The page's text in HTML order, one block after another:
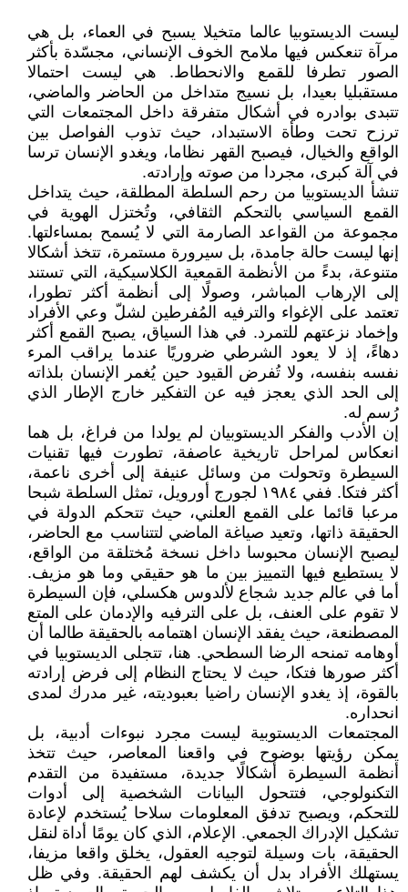
ليست الديستوبيا عالما متخيلا يسبح في العماء، بل هي
مرآة تنعكس فيها ملامح الخوف الإنساني، مجسّدة بأكثر
الصور تطرفا للقمع والانحطاط. هي ليست احتمالا
مستقبليا بعيدا، بل نسيج متداخل من الحاضر والماضي،
تتبدى بوادره في أشكال متفرقة داخل المجتمعات التي
ترزح تحت وطأة الاستبداد، حيث تذوب الفواصل بين
الواقع والخيال، فيصبح القهر نظاما، ويغدو الإنسان ترسا
في آلة كبرى، مجردا من صوته وإرادته.
تنشأ الديستوبيا من رحم السلطة المطلقة، حيث يتداخل
القمع السياسي بالتحكم الثقافي، وتُختزل الهوية في
مجموعة من القواعد الصارمة التي لا يُسمح بمساءلتها.
إنها ليست حالة جامدة، بل سيرورة مستمرة، تتخذ أشكالا
متنوعة، بدءً من الأنظمة القمعية الكلاسيكية، التي تستند
إلى الإرهاب المباشر، وصولًا إلى أنظمة أكثر تطورا،
تعتمد على الإغواء والترفيه المُفرطين لشلّ وعي الأفراد
وإخماد نزعتهم للتمرد. في هذا السياق، يصبح القمع أكثر
دهاءً، إذ لا يعود الشرطي ضروريًا عندما يراقب المرء
نفسه بنفسه، ولا تُفرض القيود حين يُغمر الإنسان بلذاته
إلى الحد الذي يعجز فيه عن التفكير خارج الإطار الذي
رُسم له.
إن الأدب والفكر الديستوبيان لم يولدا من فراغ، بل هما
انعكاس لمراحل تاريخية عاصفة، تطورت فيها تقنيات
السيطرة وتحولت من وسائل عنيفة إلى أخرى ناعمة،
أكثر فتكا. ففي ١٩٨٤ لجورج أورويل، تمثل السلطة شبحا
مرعبا قائما على القمع العلني، حيث تتحكم الدولة في
الحقيقة ذاتها، وتعيد صياغة الماضي لتتناسب مع الحاضر،
ليصبح الإنسان محبوسا داخل نسخة مُختلقة من الواقع،
لا يستطيع فيها التمييز بين ما هو حقيقي وما هو مزيف.
أما في عالم جديد شجاع لألدوس هكسلي، فإن السيطرة
لا تقوم على العنف، بل على الترفيه والإدمان على المتع
المصطنعة، حيث يفقد الإنسان اهتمامه بالحقيقة طالما أن
أوهامه تمنحه الرضا السطحي. هنا، تتجلى الديستوبيا في
أكثر صورها فتكا، حيث لا يحتاج النظام إلى فرض إرادته
بالقوة، إذ يغدو الإنسان راضيا بعبوديته، غير مدرك لمدى
انحداره.
المجتمعات الديستوبية ليست مجرد نبوءات أدبية، بل
يمكن رؤيتها بوضوح في واقعنا المعاصر، حيث تتخذ
أنظمة السيطرة أشكالًا جديدة، مستفيدة من التقدم
التكنولوجي، فتتحول البيانات الشخصية إلى أدوات
للتحكم، ويصبح تدفق المعلومات سلاحا يُستخدم لإعادة
تشكيل الإدراك الجمعي. الإعلام، الذي كان يومًا أداة لنقل
الحقيقة، بات وسيلة لتوجيه العقول، يخلق واقعا مزيفا،
يستهلك الأفراد بدل أن يكشف لهم الحقيقة. وفي ظل